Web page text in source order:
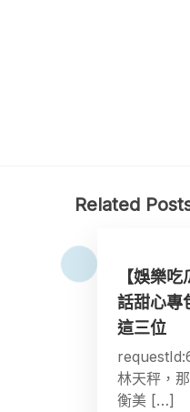
Related
【娛樂
話甜心專
這三位
林天秤，
衡美 […]